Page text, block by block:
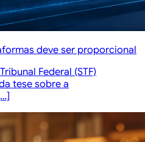
deve ser proporcional
Federal (STF)
tese sobre a